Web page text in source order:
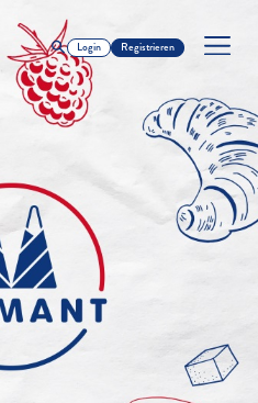
Login Registrieren